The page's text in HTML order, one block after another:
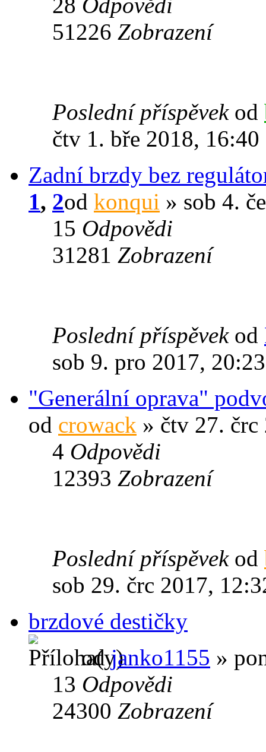
51226 Zobrazení
Poslední příspěvek od
čtv 1. bře 2018, 16:40
Zadní brzdy bez
1, 2od konqui » sob 4.
15 Odpovědi
31281 Zobrazení
Poslední příspěvek od
sob 9. pro 2017, 20:23
"Generální oprava"
od crowack » čtv 27. črc
4 Odpovědi
12393 Zobrazení
Poslední příspěvek od
sob 29. črc 2017,
brzdové destičky
odjanko1155 »
13 Odpovědi
24300 Zobrazení